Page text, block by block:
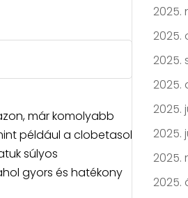
már komolyabb
például a clobetasol
súlyos
gyors és hatékony
2025.
2025.
2025.
2025.
2025.
2025.
2025.
2025.